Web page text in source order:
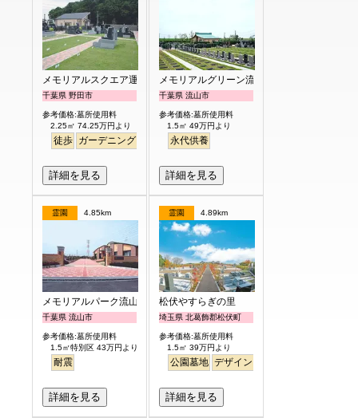
メモリアルスクエア運河
千葉県 野田市
参考価格:墓所使用料
2.25㎡ 74.25万円より
徒歩 ガーデニング
詳細を見る
メモリアルグリーン流山聖地
千葉県 流山市
参考価格:墓所使用料
1.5㎡ 49万円より
永代供養
詳細を見る
霊園 4.85km
メモリアルパーク流山聖地
千葉県 流山市
参考価格:墓所使用料
1.5㎡特別区 43万円より
耐震
詳細を見る
霊園 4.89km
松伏やすらぎの里
埼玉県 北葛飾郡松伏町
参考価格:墓所使用料
1.5㎡ 39万円より
公園墓地 デザイン
詳細を見る